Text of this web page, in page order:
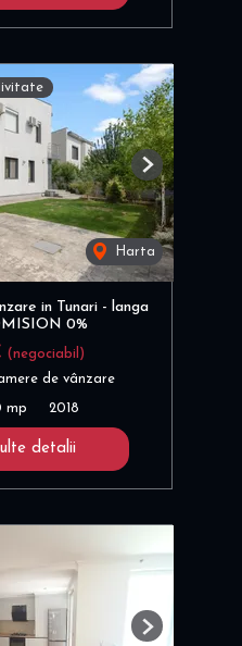
Harta
Next
in Tunari - langa
0%
(negociabil)
de vânzare
mp 2018
detalii
Next